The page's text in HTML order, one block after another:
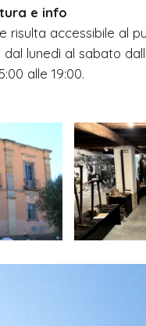
e info
risulta accessibile al
lunedì al sabato
alle 19:00.